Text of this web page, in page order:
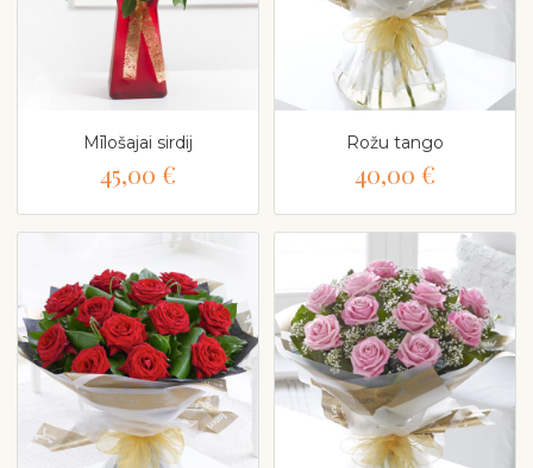
Mīlošajai sirdij
45,00 €
Rožu tango
40,00 €